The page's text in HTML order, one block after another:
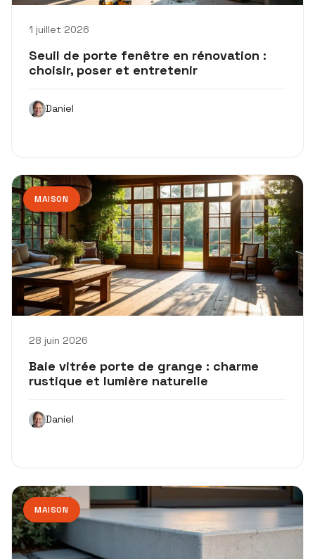
1 juillet 2026
Seuil de porte fenêtre en rénovation :
choisir, poser et entretenir
Daniel
MAISON
28 juin 2026
Baie vitrée porte de grange : charme
rustique et lumière naturelle
Daniel
MAISON